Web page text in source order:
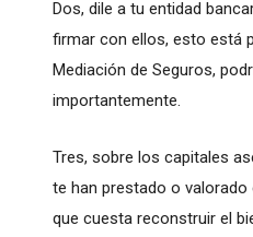
Dos, dile a tu entidad
firmar con ellos, esto está
Mediación de Seguros,
importantemente.
Tres, sobre los capitales
te han prestado o
que cuesta reconstruir el